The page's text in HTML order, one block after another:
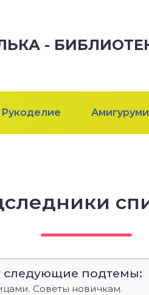
-
Рукоделие Амигуруми
следующие подтемы:
Советы новичкам.